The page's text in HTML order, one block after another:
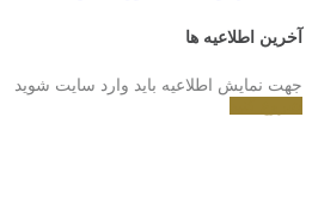
آخرین اطلاعیه ها
جهت نمایش اطلاعیه باید وارد سایت شوید